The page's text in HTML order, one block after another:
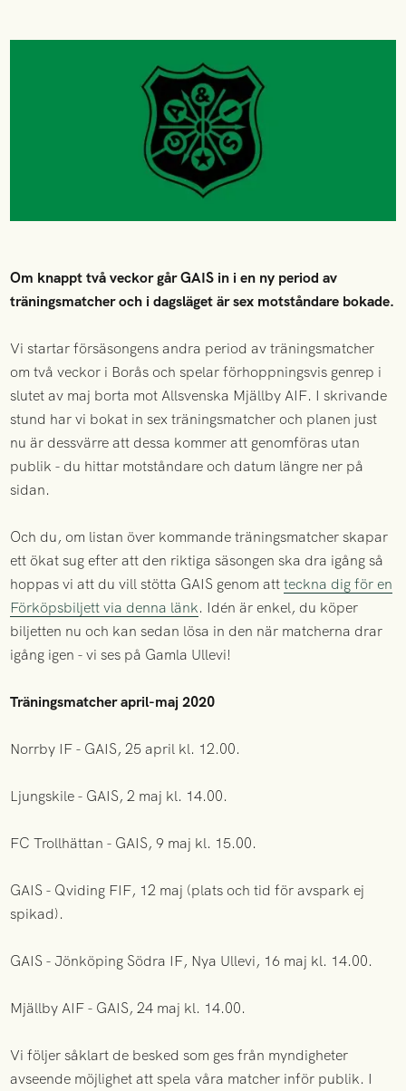
Om knappt två veckor går GAIS in i en ny period av
träningsmatcher och i dagsläget är sex motståndare bokade.
Vi startar försäsongens andra period av träningsmatcher
om två veckor i Borås och spelar förhoppningsvis genrep i
slutet av maj borta mot Allsvenska Mjällby AIF. I skrivande
stund har vi bokat in sex träningsmatcher och planen just
nu är dessvärre att dessa kommer att genomföras utan
publik - du hittar motståndare och datum längre ner på
sidan.
Och du, om listan över kommande träningsmatcher skapar
ett ökat sug efter att den riktiga säsongen ska dra igång så
hoppas vi att du vill stötta GAIS genom attteckna dig för en
Förköpsbiljett via denna länk. Idén är enkel, du köper
biljetten nu och kan sedan lösa in den när matcherna drar
igång igen - vi ses på Gamla Ullevi!
Träningsmatcher april-maj 2020
Norrby IF - GAIS, 25 april kl. 12.00.
Ljungskile - GAIS, 2 maj kl. 14.00.
FC Trollhättan - GAIS, 9 maj kl. 15.00.
GAIS - Qviding FIF, 12 maj (plats och tid för avspark ej
spikad).
GAIS - Jönköping Södra IF, Nya Ullevi, 16 maj kl. 14.00.
Mjällby AIF - GAIS, 24 maj kl. 14.00.
Vi följer såklart de besked som ges från myndigheter
avseende möjlighet att spela våra matcher inför publik. I